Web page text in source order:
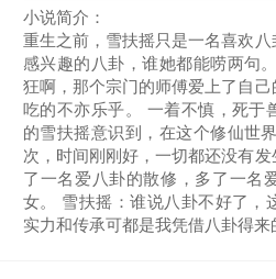
小说简介：
重生之前，雪扶摇只是一名喜欢
感兴趣的八卦，谁她都能唠两句
狂啊，那个宗门的师傅爱上了自
吃的不亦乐乎。 一着不慎，死于
的雪扶摇意识到，在这个修仙世
次，时间刚刚好，一切都还没有
了一名爱八卦的散修，多了一名
女。 雪扶摇：谁说八卦不好了，
实力和传承可都是我凭借八卦得来